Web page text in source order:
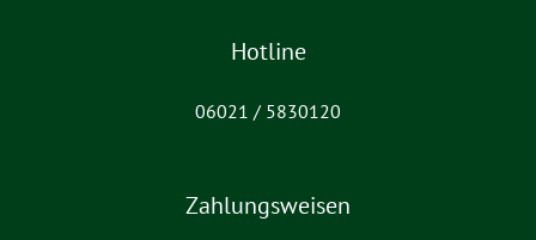
Hotline
06021 / 5830120
Zahlungsweisen